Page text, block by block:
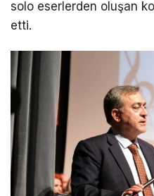
solo eserlerden oluşan
etti.